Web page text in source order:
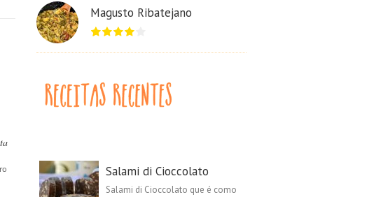
Magusto Ribatejano
Salami di Cioccolato
Salami di Cioccolato que é como